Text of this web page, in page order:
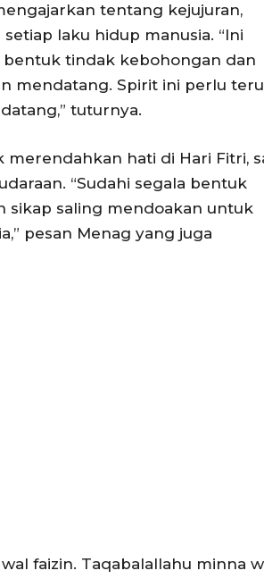
tentang kejujuran,
laku hidup manusia. “Ini
tindak kebohongan dan
mendatang. Spirit ini perlu
tuturnya.
hati di Hari Fitri,
“Sudahi segala bentuk
sikap saling mendoakan untuk
pesan Menag yang juga
wal faizin. Taqabalallahu minna